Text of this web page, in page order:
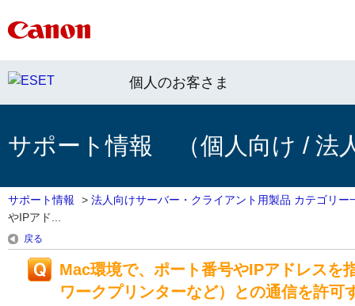
個人のお客さま
サポート情報 （個人向け / 法
サポート情報 > 法人向けサーバー・クライアント用製品 カテゴリー
やIPアド...
戻る
Mac環境で、ポート番号やIPアドレスを
ワークプリンターなど）との通信を許可